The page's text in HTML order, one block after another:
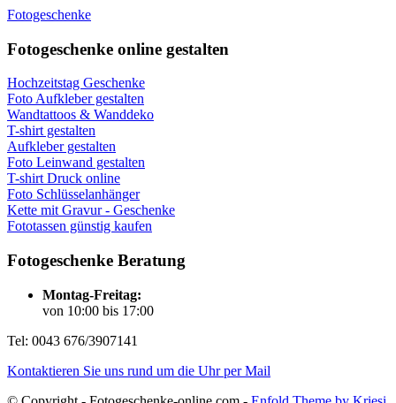
Fotogeschenke
Fotogeschenke online gestalten
Hochzeitstag Geschenke
Foto Aufkleber gestalten
Wandtattoos & Wanddeko
T-shirt gestalten
Aufkleber gestalten
Foto Leinwand gestalten
T-shirt Druck online
Foto Schlüsselanhänger
Kette mit Gravur - Geschenke
Fototassen günstig kaufen
Fotogeschenke Beratung
Montag-Freitag:
von 10:00 bis 17:00
Tel: 0043 676/3907141
Kontaktieren Sie uns rund um die Uhr per Mail